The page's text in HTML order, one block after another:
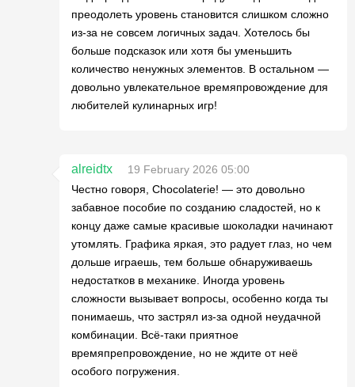
преодолеть уровень становится слишком сложно
из-за не совсем логичных задач. Хотелось бы
больше подсказок или хотя бы уменьшить
количество ненужных элементов. В остальном —
довольно увлекательное времяпровождение для
любителей кулинарных игр!
alreidtx
19 February 2026 05:00
Честно говоря, Chocolaterie! — это довольно
забавное пособие по созданию сладостей, но к
концу даже самые красивые шоколадки начинают
утомлять. Графика яркая, это радует глаз, но чем
дольше играешь, тем больше обнаруживаешь
недостатков в механике. Иногда уровень
сложности вызывает вопросы, особенно когда ты
понимаешь, что застрял из-за одной неудачной
комбинации. Всё-таки приятное
времяпрепровождение, но не ждите от неё
особого погружения.